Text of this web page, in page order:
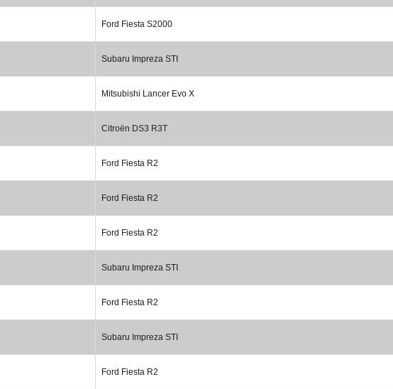
Ford Fiesta S2000
Subaru Impreza STI
Mitsubishi Lancer Evo X
Citroën DS3 R3T
Ford Fiesta R2
Ford Fiesta R2
Ford Fiesta R2
Subaru Impreza STI
Ford Fiesta R2
Subaru Impreza STI
Ford Fiesta R2